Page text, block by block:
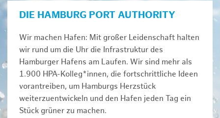
DIE HAMBURG PORT AUTHORITY
Wir machen Hafen: Mit großer Leidenschaft halten
wir rund um die Uhr die Infrastruktur des
Hamburger Hafens am Laufen. Wir sind mehr als
1.900 HPA-Kolleg*innen, die fortschrittliche Ideen
vorantreiben, um Hamburgs Herzstück
weiterzuentwickeln und den Hafen jeden Tag ein
Stück grüner zu machen.